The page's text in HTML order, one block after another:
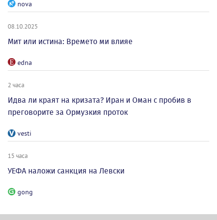
nova
08.10.2025
Мит или истина: Времето ми влияе
edna
2 часа
Идва ли краят на кризата? Иран и Оман с пробив в
преговорите за Ормузкия проток
vesti
15 часа
УЕФА наложи санкция на Левски
gong